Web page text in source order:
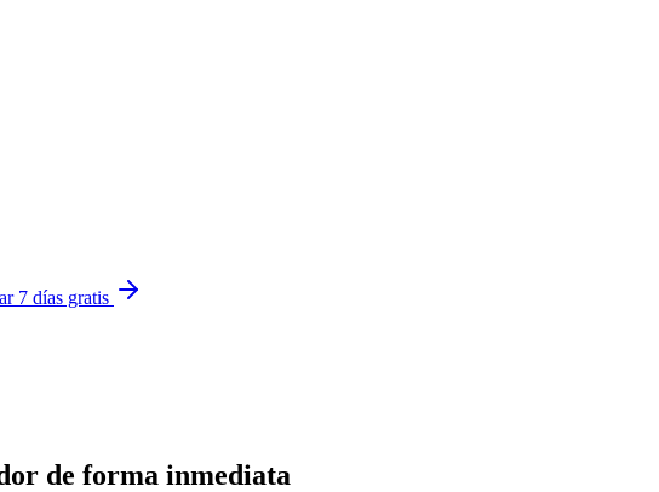
7 días gratis
de forma inmediata